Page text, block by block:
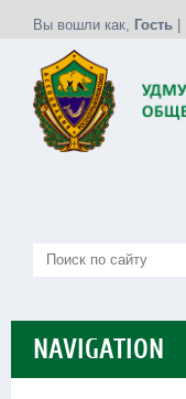
Вы вошли как, Гость
NAVIGATION